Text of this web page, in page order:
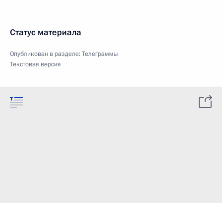
Статус материала
Опубликован в разделе:Телеграммы
Текстовая версия